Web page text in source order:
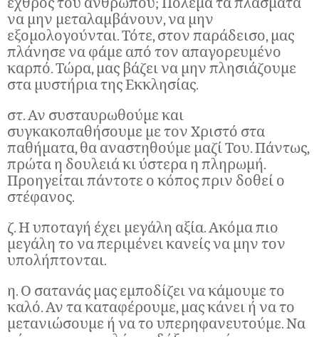
να μην μεταλαμβάνουν, να μην
εξομολογούνται. Τότε, στον παράδεισο, μας
πλάνησε να φάμε από τον απαγορευμένο
καρπό. Τώρα, μας βάζει να μην πλησιάζουμε
στα μυστήρια της Εκκλησίας.
στ. Αν συσταυρωθούμε και
συγκακοπαθήσουμε με τον Χριστό στα
παθήματα, θα αναστηθούμε μαζί Του. Πάντως,
πρώτα η δουλειά κι ύστερα η πληρωμή.
Προηγείται πάντοτε ο κόπος πριν δοθεί ο
στέφανος.
ζ. Η υποταγή έχει μεγάλη αξία. Ακόμα πιο
μεγάλη το να περιμένει κανείς να μην τον
υπολήπτονται.
η. Ο σατανάς μας εμποδίζει να κάμουμε το
καλό. Αν τα καταφέρουμε, μας κάνει ή να το
μετανιώσουμε ή να το υπερηφανευτούμε. Να